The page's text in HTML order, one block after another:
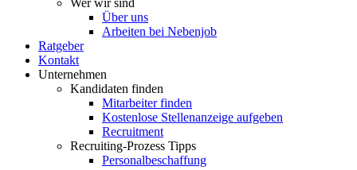
Wer wir sind
Über uns
Arbeiten bei Nebenjob
Ratgeber
Kontakt
Unternehmen
Kandidaten finden
Mitarbeiter finden
Kostenlose Stellenanzeige aufgeben
Recruitment
Recruiting-Prozess Tipps
Personalbeschaffung